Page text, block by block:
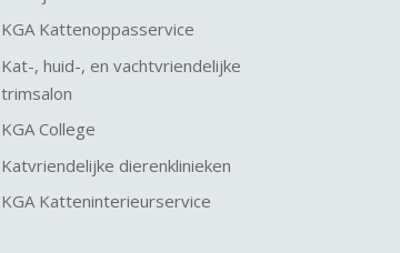
KGA Kattenoppasservice
Kat-, huid-, en vachtvriendelijke
trimsalon
KGA College
Katvriendelijke dierenklinieken
KGA Katteninterieurservice